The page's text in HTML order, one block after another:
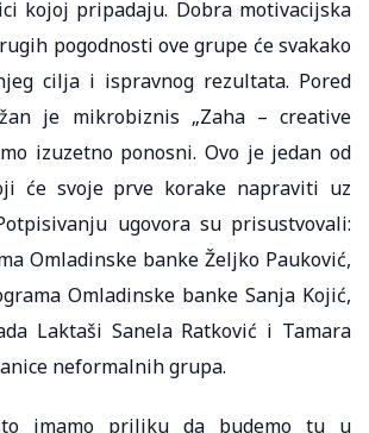
kojoj pripadaju. Dobra motivacijska
pogodnosti ove grupe će svakako
cilja i ispravnog rezultata. Pored
je mikrobiznis „Zaha – creative
izuzetno ponosni. Ovo je jedan od
će svoje prve korake napraviti uz
ugovora su prisustvovali:
Omladinske banke Željko Pauković,
Omladinske banke Sanja Kojić,
Laktaši Sanela Ratković i Tamara
neformalnih grupa.
imamo priliku da budemo tu u